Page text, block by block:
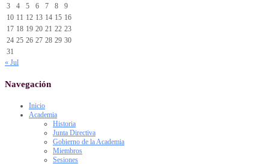
3
4 5 6 7 8
9
10 11 12 13 14 15 16
17 18 19 20 21 22 23
24 25 26 27 28 29 30
31
« Jul
Navegación
Inicio
Academia
Historia
Junta Directiva
Gobierno de la Academia
Miembros
Sesiones